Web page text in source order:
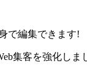
で編集できます!
集客を強化しま